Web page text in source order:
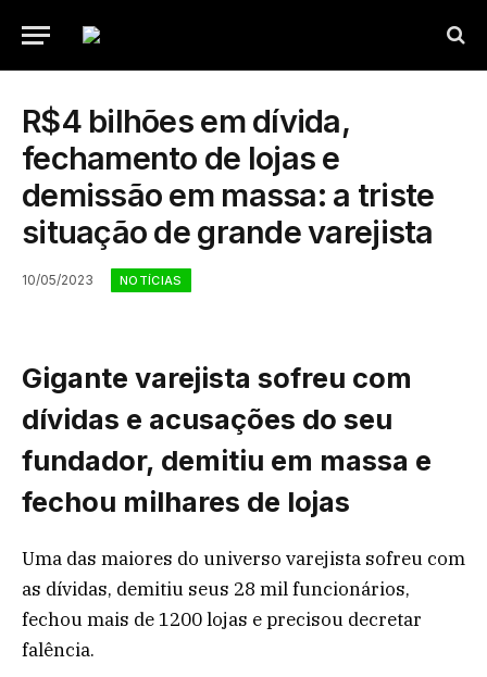
R$4 bilhões em dívida,
fechamento de lojas e
demissão em massa: a triste
situação de grande varejista
10/05/2023 NOTÍCIAS
Gigante varejista sofreu com
dívidas e acusações do seu
fundador, demitiu em massa e
fechou milhares de lojas
Uma das maiores do universo varejista sofreu com
as dívidas, demitiu seus 28 mil funcionários,
fechou mais de 1200 lojas e precisou decretar
falência.